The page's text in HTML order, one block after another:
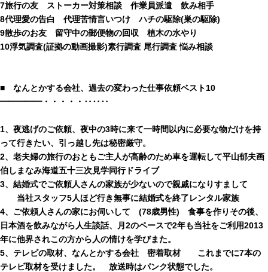
7旅行の友 ストーカー対策相談 作業員派遣 飲み相手
8代理愛の告白 代理苦情言いつけ ハチの駆除(巣の駆除)
9散歩のお友 留守中の郵便物の回収 植木の水やり
10浮気調査(証拠の動画撮影)素行調査 尾行調査 悩み相談
■ なんとかする会社、過去の変わった仕事依頼ベスト10
━━━━━・・・・・‥‥‥
1、夜逃げのご依頼、夜中の3時に来て一時間以内に必要な物だけを持
って行きたい、引っ越し先は秘密厳守。
2、老夫婦の旅行のおともご主人が高齢のため車を運転して平山郁夫画
伯しまなみ海道五十三次見学同行ドライブ
3、結婚式でご依頼人さんの家族が少ないので親戚になりすまして
当社スタッフ5人ほど行き無事に結婚式を終了レンタル家族
4、ご依頼人さんの家にお伺いして (78歳男性) 食事を作りその後、
日本酒を飲みながら人生談話、月2のペースで2年も当社をご利用2013
年に他界されこの方から人の情けを学びまた。
5、テレビの取材、なんとかする会社 密着取材 これまでに7本の
テレビ取材を受けました。 放送時はパンク状態でした。